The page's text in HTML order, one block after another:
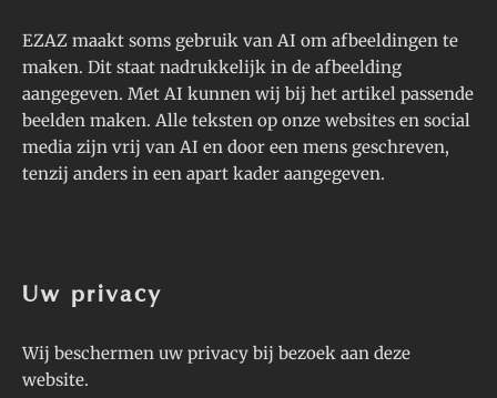
EZAZ maakt soms gebruik van AI om afbeeldingen te
maken. Dit staat nadrukkelijk in de afbeelding
aangegeven. Met AI kunnen wij bij het artikel passende
beelden maken. Alle teksten op onze websites en social
media zijn vrij van AI en door een mens geschreven,
tenzij anders in een apart kader aangegeven.
Uw privacy
Wij beschermen uw privacy bij bezoek aan deze
website.